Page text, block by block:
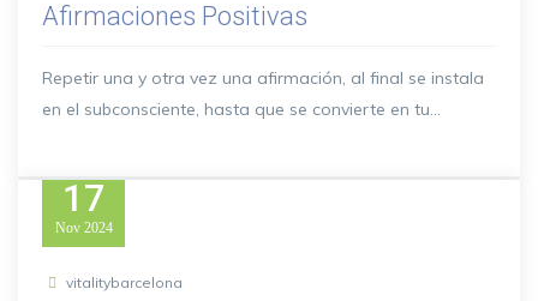
Afirmaciones Positivas
Repetir una y otra vez una afirmación, al final se instala
en el subconsciente, hasta que se convierte en tu...
17
Nov 2024
vitalitybarcelona